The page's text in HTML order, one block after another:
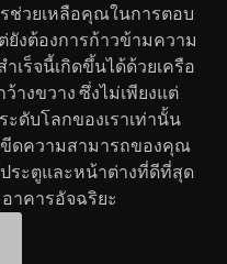
รช่วยเหลือคุณในการตอบ
งต้องการก้าวข้ามความ
เร็จนี้เกิดขึ้นได้ด้วยเครือ
างขวาง ซึ่งไม่เพียงแต่
ดับโลกของเราเท่านั้น
ดความสามารถของคุณ
ระตูและหน้าต่างที่ดีที่สุด
าคารอัจฉริยะ